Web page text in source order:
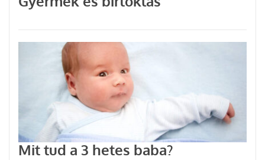
Mit tud a 3 hetes baba?